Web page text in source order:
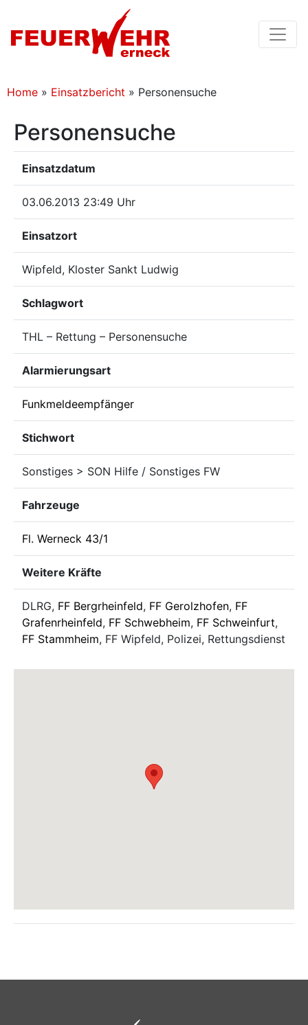
Home » Einsatzbericht » Personensuche
Personensuche
Einsatzdatum
03.06.2013 23:49 Uhr
Einsatzort
Wipfeld, Kloster Sankt Ludwig
Schlagwort
THL – Rettung – Personensuche
Alarmierungsart
Funkmeldeempfänger
Stichwort
Sonstiges > SON Hilfe / Sonstiges FW
Fahrzeuge
Fl. Werneck 43/1
Weitere Kräfte
DLRG, FF Bergrheinfeld, FF Gerolzhofen, FF
Grafenrheinfeld, FF Schwebheim, FF Schweinfurt,
FF Stammheim, FF Wipfeld, Polizei, Rettungsdienst